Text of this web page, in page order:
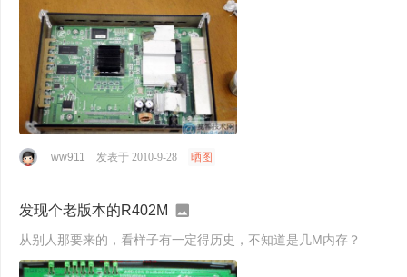
ww911 发表于 2010-9-28 晒图
发现个老版本的R402M
从别人那要来的，看样子有一定得历史，不知道是几M内存？